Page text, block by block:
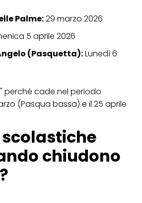
Palme:29 marzo 2026
5 aprile 2026
(Pasquetta):Lunedì 6
perché cade nel periodo
(Pasqua bassa) e il 25 aprile
chiudono